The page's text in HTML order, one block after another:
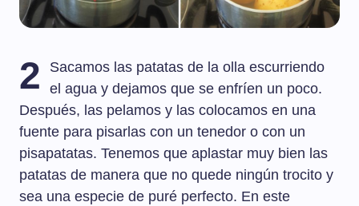
2
Sacamos las patatas de la olla escurriendo
el agua y dejamos que se enfríen un poco.
Después, las pelamos y las colocamos en una
fuente para pisarlas con un tenedor o con un
pisapatatas. Tenemos que aplastar muy bien las
patatas de manera que no quede ningún trocito y
sea una especie de puré perfecto. En este